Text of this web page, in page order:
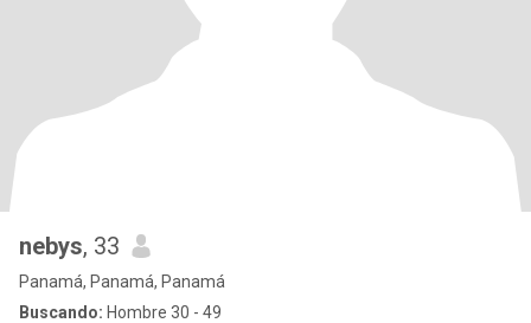
nebys, 33
Panamá, Panamá, Panamá
Buscando: Hombre 30 - 49